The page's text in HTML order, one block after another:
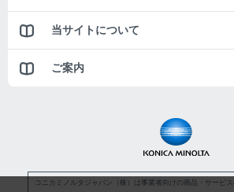
当サイトについて
ご案内
コニカミノルタジャパン（株）は事業者向けの商品・サービ